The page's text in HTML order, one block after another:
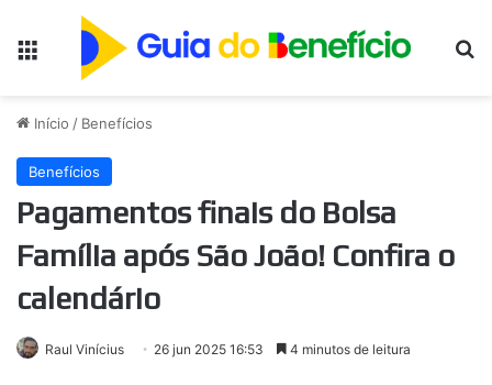
Início / Benefícios
Benefícios
Pagamentos finais do Bolsa
Família após São João! Confira o
calendário
Raul Vinícius 26 jun 2025 16:53 4 minutos de leitura